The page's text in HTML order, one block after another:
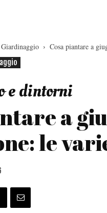
Giardinaggio
Cosa piantare a
e dintorni
a
le